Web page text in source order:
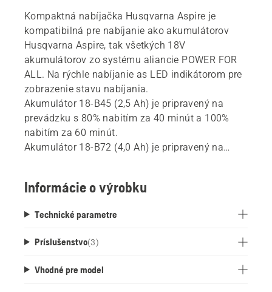
Kompaktná nabíjačka Husqvarna Aspire je
kompatibilná pre nabíjanie ako akumulátorov
Husqvarna Aspire, tak všetkých 18V
akumulátorov zo systému aliancie POWER FOR
ALL. Na rýchle nabíjanie as LED indikátorom pre
zobrazenie stavu nabíjania.
Akumulátor 18-B45 (2,5 Ah) je pripravený na
prevádzku s 80% nabitím za 40 minút a 100%
nabitím za 60 minút.
Akumulátor 18-B72 (4,0 Ah) je pripravený na
Táto nabíjačka je výrobkom aliancie PPOWER
značkami popredných výrobcov akumulátorov.
akumulátory, ktoré sú súčasťou systému tejto
aliancie. To znamená, že už nemusíte kupovať
jednu nabíjačku pre každý akumulátor a výrobok.
Informácie o výrobku
Technické parametre
Príslušenstvo(3)
Vhodné pre model